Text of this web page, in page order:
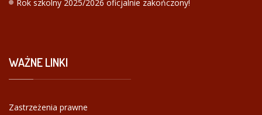
Rok szkolny 2025/2026 oficjalnie zakończony!
WAŻNELINKI
Zastrzeżenia prawne